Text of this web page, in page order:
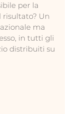
per la
risultato? Un
ma
in tutti gli
distribuiti su